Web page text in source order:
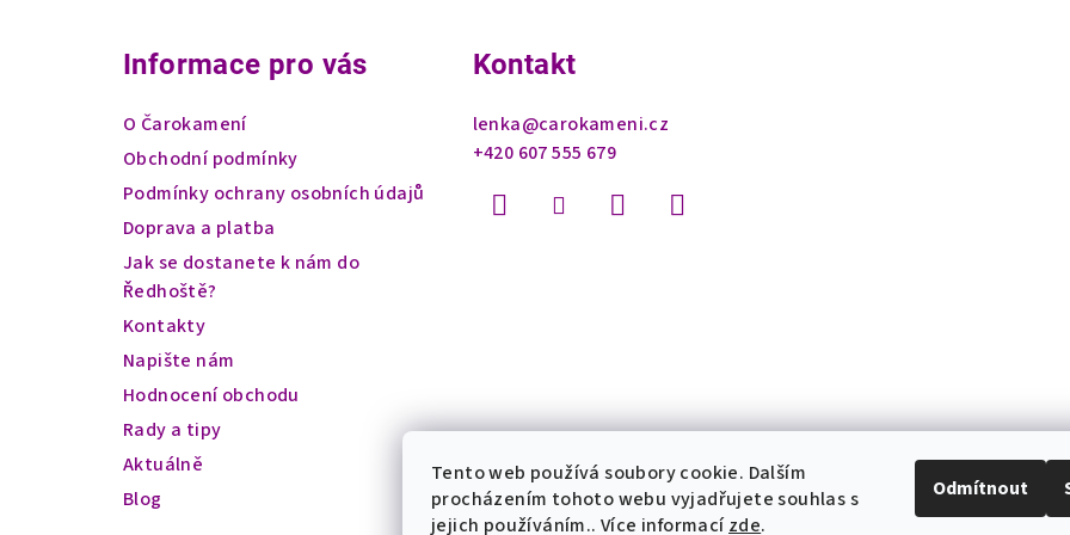
Tento web používá soubory cookie. Dalším
procházením tohoto webu vyjadřujete souhlas s
jejich používáním.. Více informacízde.
Odmítnout
Informace pro vás
O Čarokamení
Obchodní podmínky
Podmínky ochrany osobních údajů
Doprava a platba
Jak se dostanete k nám do
Ředhoště?
Kontakty
Napište nám
Hodnocení obchodu
Rady a tipy
Aktuálně
Blog
Kontakt
lenka@carokameni.cz
+420 607 555 679